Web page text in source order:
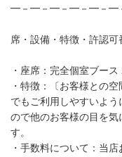
━－━－━－━－━－━
席・設備・特徴・許認可
・座席：完全個室ブース
・特徴：〔お客様との
でもご利用しやすいよ
ので他のお客様の目を気
す。
・手数料について：当